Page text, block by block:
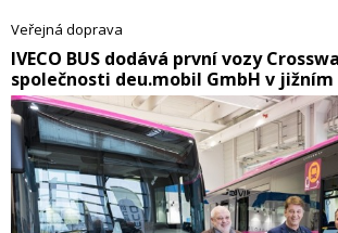
s vyšší frekvencí.
Veřejná doprava
​IVECO BUS dodává první vozy
společnosti deu.mobil GmbH v jižním